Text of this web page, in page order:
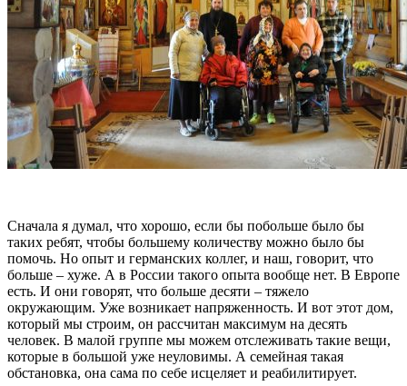
Сначала я думал, что хорошо, если бы побольше было бы
таких ребят, чтобы большему количеству можно было бы
помочь. Но опыт и германских коллег, и наш, говорит, что
больше – хуже. А в России такого опыта вообще нет. В Европе
есть. И они говорят, что больше десяти – тяжело
окружающим. Уже возникает напряженность. И вот этот дом,
который мы строим, он рассчитан максимум на десять
человек. В малой группе мы можем отслеживать такие вещи,
которые в большой уже неуловимы. А семейная такая
обстановка, она сама по себе исцеляет и реабилитирует.